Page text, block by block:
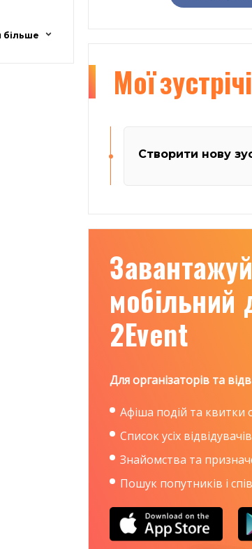
більше
Моїзустрічі
Створити нову
мобільний
2Event
Для організаторів та
Афіша подій та квитки
Список усіх відвідувачів
Знайомства та
Пошук попутників і